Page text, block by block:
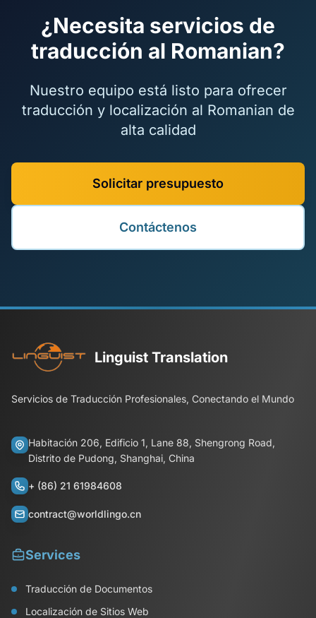
¿Necesita servicios de
traducción al Romanian?
Nuestro equipo está listo para ofrecer
traducción y localización al Romanian de
alta calidad
Solicitar presupuesto
Contáctenos
Linguist Translation
Servicios de Traducción Profesionales, Conectando el Mundo
Habitación 206, Edificio 1, Lane 88, Shengrong Road,
Distrito de Pudong, Shanghai, China
+ (86) 21 61984608
contract@worldlingo.cn
Services
Traducción de Documentos
Localización de Sitios Web